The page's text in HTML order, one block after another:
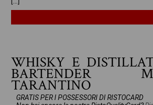
WHISKY E
BARTENDER
TARANTINO
GRATIS PER I POSSESSORI DI RISTOCARD